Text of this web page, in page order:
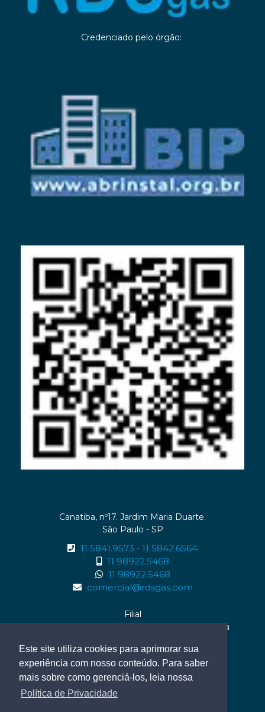
Este site utiliza cookies para aprimorar sua
experiência com nosso conteúdo. Para saber
mais sobre como gerenciá-los, leia nossa
Política de Privacidade
Credenciado pelo órgão:
Canatiba, nº17. Jardim Maria Duarte.
São Paulo - SP
11 5841.9573 - 11 5842.6564
11 98922.5468
11 98922.5468
comercial@rdsgas.com
Filial
Rua Enaura da Rocha Fernandes, nº01 . Serraria
82 99614.0959
82 99614.0959